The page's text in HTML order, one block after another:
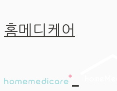
홈메디케어